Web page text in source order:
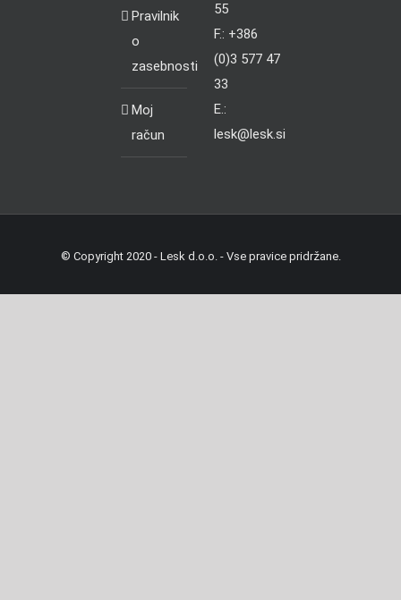
Pravilnik
o
zasebnosti
Moj
račun
55
F.: +386
(0)3 577 47
33
E.:
lesk@lesk.si
© Copyright 2020 - Lesk d.o.o. - Vse pravice pridržane.